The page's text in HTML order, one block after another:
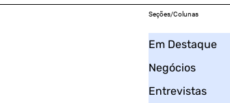
Seções/Colunas
Em Destaque
Negócios
Entrevistas